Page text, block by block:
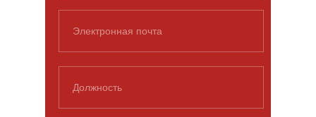
Электронная почта
Должность